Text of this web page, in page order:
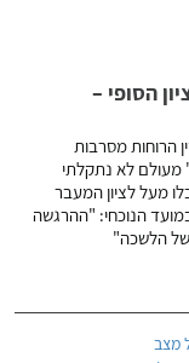
ההסמכה: "קיבלתי 71 בציון הסופי –
הרוחות מסרבות
" מעולם לא נתקלתי
מעל לציון המעבר
במועד הנוכחי: "ההרגשה
של הלשכה"